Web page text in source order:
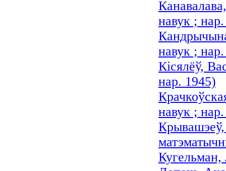
навук ;
навук ;
Кісялёў,
нар. 1945)
навук ;
Крывашэеў,